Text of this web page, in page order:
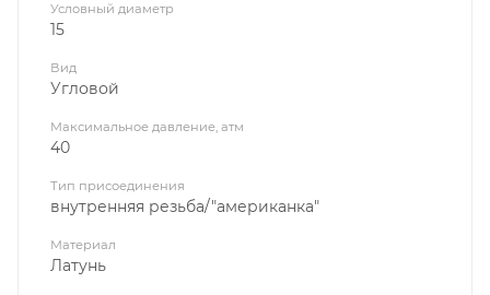
Условный диаметр
15
Вид
Угловой
Максимальное давление, атм
40
Тип присоединения
внутренняя резьба/"американка"
Материал
Латунь